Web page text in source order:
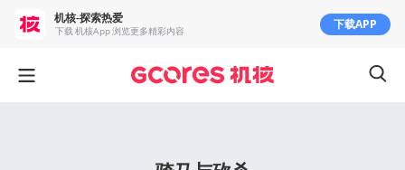
机核-探索热爱
下载 机核App 浏览更多精彩内容 下载APP